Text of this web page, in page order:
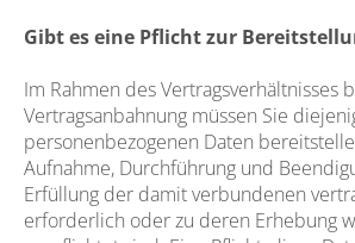
Gibt es eine Pflicht zur
Im Rahmen des Vertragsverhältnisses
Vertragsanbahnung müssen Sie
personenbezogenen Daten
Aufnahme, Durchführung und
Erfüllung der damit verbundenen
erforderlich oder zu deren Erhebung